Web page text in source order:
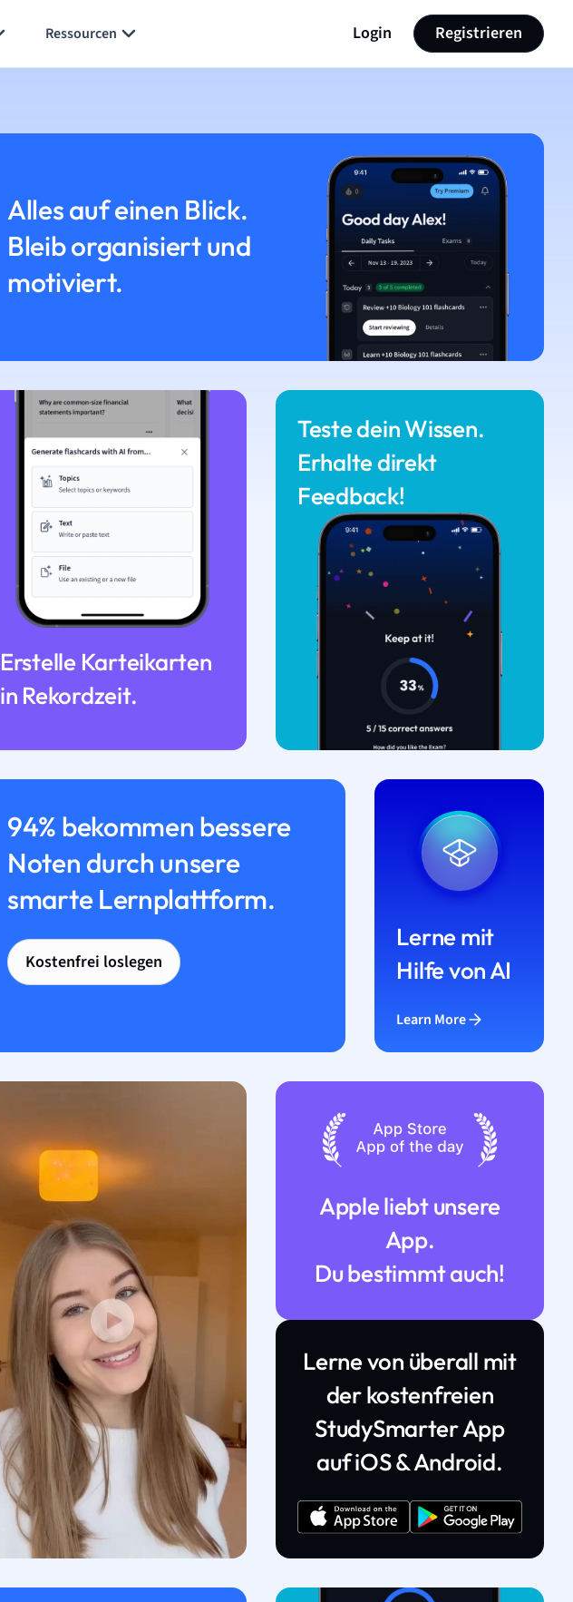
Ressourcen Login Registrieren
Alles auf einen Blick.
Bleib organisiert und
motiviert.
Erstelle Karteikarten
in Rekordzeit.
Teste dein Wissen.
Erhalte direkt
Feedback!
94% bekommen bessere
Noten durch unsere
smarte Lernplattform.
Kostenfrei loslegen
Lerne mit
Hilfe von AI
Learn More
Apple liebt unsere
App.
Du bestimmt auch!
Lerne von überall mit
der kostenfreien
StudySmarter App
auf iOS & Android.